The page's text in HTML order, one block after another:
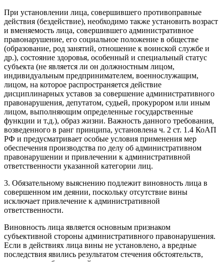
При установлении лица, совершившего противоправные
действия (бездействие), необходимо также установить возраст
и вменяемость лица, совершившего административное
правонарушение, его социальное положение в обществе
(образование, род занятий, отношение к воинской службе и
др.), состояние здоровья, особенный и специальный статус
субъекта (не является ли он должностным лицом,
индивидуальным предпринимателем, военнослужащим,
лицом, на которое распространяется действие
дисциплинарных уставов за совершение административного
правонарушения, депутатом, судьей, прокурором или иным
лицом, выполняющим определенные государственные
функции и т.д.), образ жизни. Важность данного требования,
возведенного в ранг принципа, установлена ч. 2 ст. 1.4 КоАП
РФ и предусматривает особые условия применения мер
обеспечения производства по делу об административном
правонарушении и привлечении к административной
ответственности указанной категории лиц.
3. Обязательному выяснению подлежит виновность лица в
совершенном им деянии, поскольку отсутствие вины
исключает привлечение к административной
ответственности.
Виновность лица является основным признаком
субъективной стороны административного правонарушения.
Если в действиях лица вины не установлено, а вредные
последствия явились результатом стечения обстоятельств,